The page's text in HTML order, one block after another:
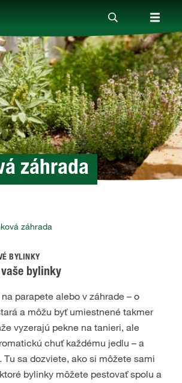
záhrada
záhrada
BYLINKY
bylinky
parapete alebo v záhrade – o
a môžu byť umiestnené takmer
vyzerajú pekne na tanieri, ale
chuť každému jedlu – a
Tu sa dozviete, ako si môžete sami
bylinky môžete pestovať spolu a